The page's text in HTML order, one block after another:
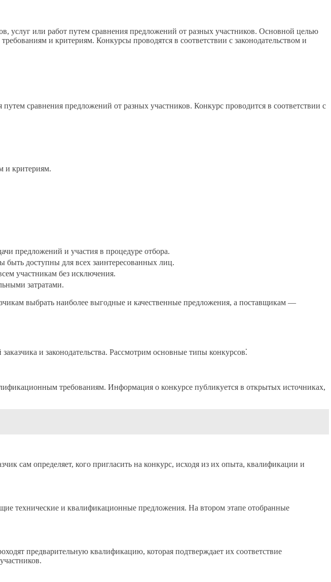
услуг или работ путем сравнения предложений от разных участников. Основной целью
и критериям. Конкурсы проводятся в соответствии с законодательством и
сравнения предложений от разных участников. Конкурс проводится в соответствии с
и критериям.
предложений и участия в процедуре отбора.
быть доступны для всех заинтересованных лиц.
участникам без исключения.
затратами.
выбрать наиболее выгодные и качественные предложения, а поставщикам —
и законодательства. Рассмотрим основные типы конкурсов⁚
требованиям. Информация о конкурсе публикуется в открытых источниках,
сам определяет, кого пригласить на конкурс, исходя из их опыта, квалификации и
технические и квалификационные предложения. На втором этапе отобранные
предварительную квалификацию, которая подтверждает их соответствие